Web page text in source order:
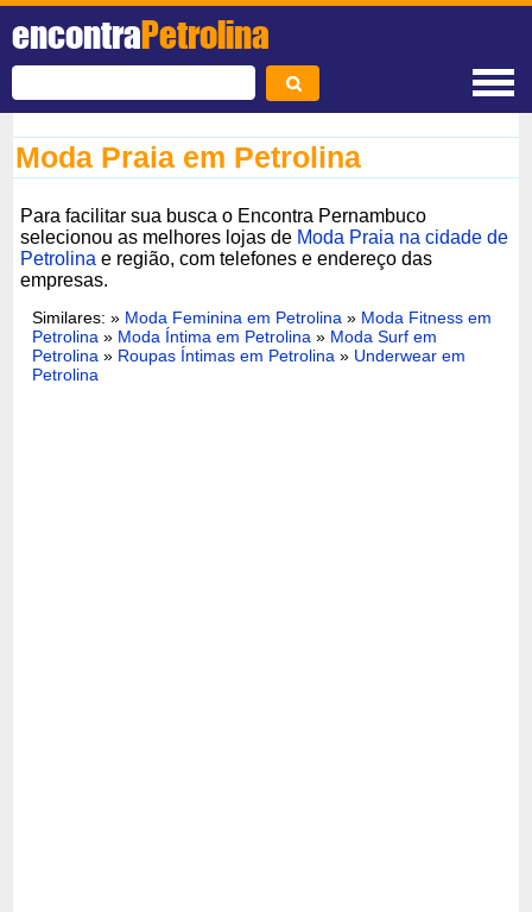
encontraPetrolina
Moda Praia em Petrolina
Para facilitar sua busca o Encontra Pernambuco
selecionou as melhores lojas de Moda Praia na cidade de
Petrolina e região, com telefones e endereço das
empresas.
Similares: » Moda Feminina em Petrolina » Moda Fitness em
Petrolina » Moda Íntima em Petrolina » Moda Surf em
Petrolina » Roupas Íntimas em Petrolina » Underwear em
Petrolina